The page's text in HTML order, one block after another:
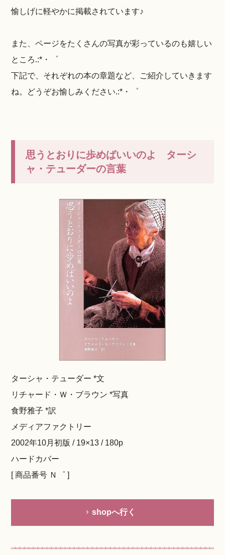
愉しげに軽やかに掲載されています♪
また、ページをたくさんの写真が彩っているのも嬉しい
ところ.:*・゜
下記で、それぞれの本の章題など、ご紹介していきます
ね。どうぞお愉しみください.:*・゜
思うとおりに歩めばいいのよ ターシ
ャ・テューダーの言葉
ターシャ・テューダー *文
リチャード・Ｗ・ブラウン *写真
食野雅子 *訳
メディアファクトリー
2002年10月初版 / 19×13 / 180p
ハードカバー
[ 商品番号 Ｎ゜ ]
shopへ行く